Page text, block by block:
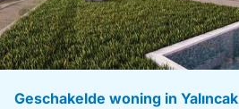
Geschakelde woning in Yalıncak